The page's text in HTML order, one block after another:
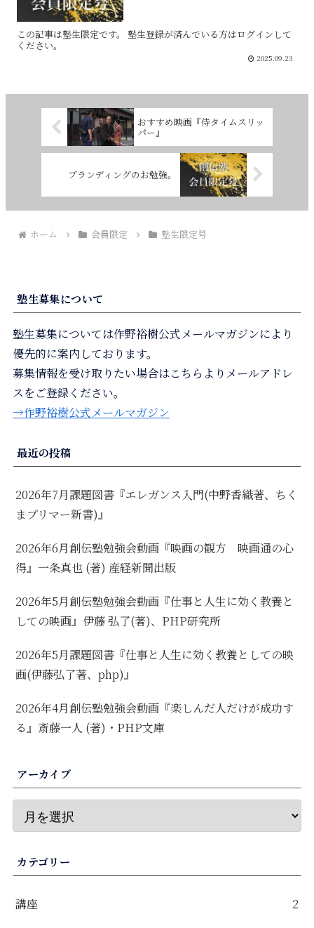
この記事は塾生限定です。 塾生登録が済んでいる方はログインして
ください。
2025.09.23
おすすめ映画『侍タイムスリッ
パー』
ブランディングのお勉強。
ホーム 会員限定 塾生限定号
塾生募集について
塾生募集については作野裕樹公式メールマガジンにより
優先的に案内しております。
募集情報を受け取りたい場合はこちらよりメールアドレ
スをご登録ください。
→作野裕樹公式メールマガジン
最近の投稿
2026年7月課題図書『エレガンス入門(中野香織著、ちく
まプリマー新書)』
2026年6月創伝塾勉強会動画『映画の観方 映画通の心
得』一条真也 (著) 産経新聞出版
2026年5月創伝塾勉強会動画『仕事と人生に効く教養と
しての映画』伊藤 弘了(著)、PHP研究所
2026年5月課題図書『仕事と人生に効く教養としての映
画(伊藤弘了著、php)』
2026年4月創伝塾勉強会動画『楽しんだ人だけが成功す
る』斎藤一人 (著)・PHP文庫
アーカイブ
カテゴリー
講座 2